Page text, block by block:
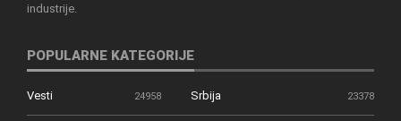
industrije.
POPULARNE KATEGORIJE
Vesti 24958 Srbija 23378